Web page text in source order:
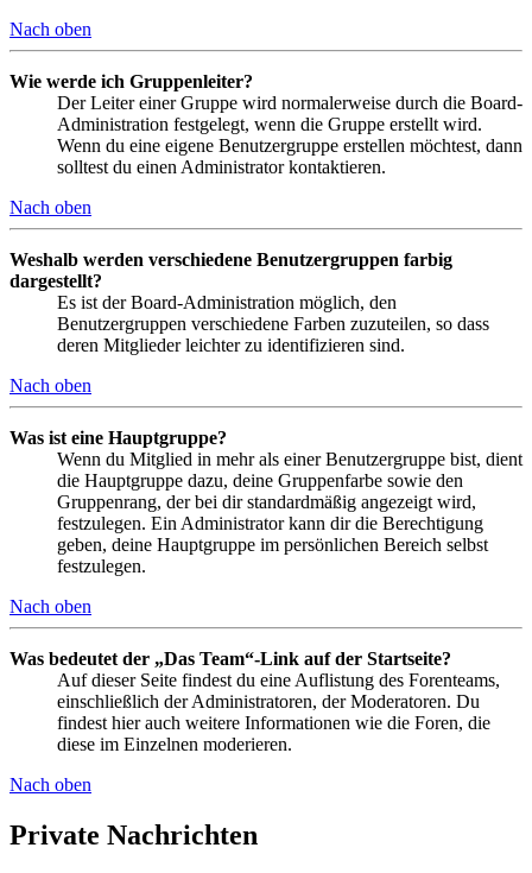
Nach oben
Wie werde ich Gruppenleiter?
Der Leiter einer Gruppe wird normalerweise durch die Board-
Administration festgelegt, wenn die Gruppe erstellt wird.
Wenn du eine eigene Benutzergruppe erstellen möchtest, dann
solltest du einen Administrator kontaktieren.
Nach oben
Weshalb werden verschiedene Benutzergruppen farbig
dargestellt?
Es ist der Board-Administration möglich, den
Benutzergruppen verschiedene Farben zuzuteilen, so dass
deren Mitglieder leichter zu identifizieren sind.
Nach oben
Was ist eine Hauptgruppe?
Wenn du Mitglied in mehr als einer Benutzergruppe bist, dient
die Hauptgruppe dazu, deine Gruppenfarbe sowie den
Gruppenrang, der bei dir standardmäßig angezeigt wird,
festzulegen. Ein Administrator kann dir die Berechtigung
geben, deine Hauptgruppe im persönlichen Bereich selbst
festzulegen.
Nach oben
Was bedeutet der „Das Team“-Link auf der Startseite?
Auf dieser Seite findest du eine Auflistung des Forenteams,
einschließlich der Administratoren, der Moderatoren. Du
findest hier auch weitere Informationen wie die Foren, die
diese im Einzelnen moderieren.
Nach oben
Private Nachrichten